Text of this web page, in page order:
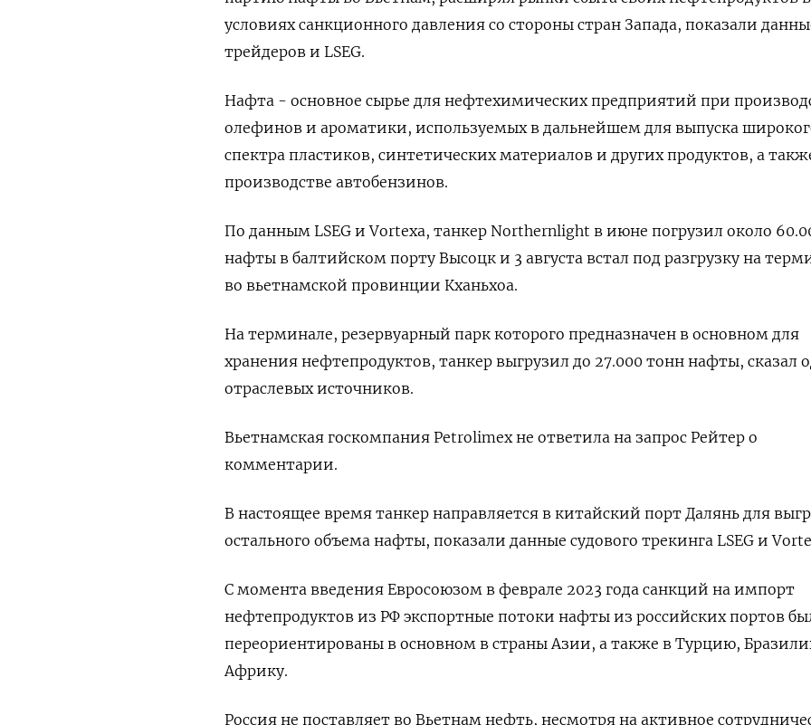
условиях санкционного давления со стороны стран Запада, показали
трейдеров и LSEG.
Нафта - основное сырье для нефтехимических предприятий при
олефинов и ароматики, используемых в дальнейшем для выпуска
спектра пластиков, синтетических материалов и других продуктов, а
производстве автобензинов.
По данным LSEG и Vortexa, танкер Northernlight в июне погрузил около
нафты в балтийском порту Высоцк и 3 августа встал под разгрузку на
во вьетнамской провинции Кханьхоа.
На терминале, резервуарный парк которого предназначен в основном для
хранения нефтепродуктов, танкер выгрузил до 27.000 тонн нафты, сказал
отраслевых источников.
Вьетнамская госкомпания Petrolimex не ответила на запрос Рейтер о
комментарии.
В настоящее время танкер направляется в китайский порт Далянь для
остального объема нафты, показали данные судового трекинга LSEG и
С момента введения Евросоюзом в феврале 2023 года санкций на импорт
нефтепродуктов из РФ экспортные потоки нафты из российских портов
переориентированы в основном в страны Азии, а также в Турцию,
Африку.
Россия не поставляет во Вьетнам нефть, несмотря на активное